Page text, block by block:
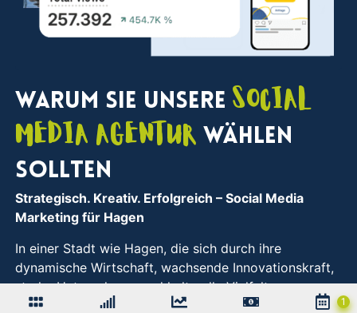
Warum Sie unsere Social
Media Agentur wählen
sollten
Strategisch. Kreativ. Erfolgreich – Social Media
Marketing für Hagen
In einer Stadt wie Hagen, die sich durch ihre
dynamische Wirtschaft, wachsende Innovationskraft,
starke Unternehmen und kulturelle Vielfalt
auszeichnet, braucht es durchdachte Strategien, um